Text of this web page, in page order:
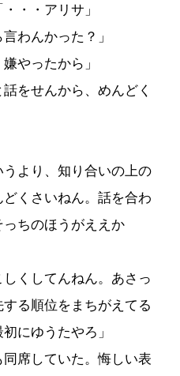
・・アリサ」
わんかった？」
やったから」
をせんから、めんどく
うより、知り合いの上の
くさいねん。話を合わ
ちのほうがええか
しくしてんねん。あさっ
る順位をまちがえてる
にゆうたやろ」
席していた。悔しい表